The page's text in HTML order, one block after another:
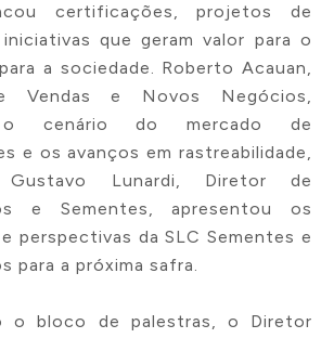
o Projeto
certificações, projetos de
que geram valor para o
a sociedade. Roberto Acauan,
Vendas e Novos Negócios,
o cenário do mercado de
e os avanços em rastreabilidade,
Gustavo Lunardi, Diretor de
e Sementes, apresentou os
perspectivas da SLC Sementes e
para a próxima safra.
o bloco de palestras, o Diretor